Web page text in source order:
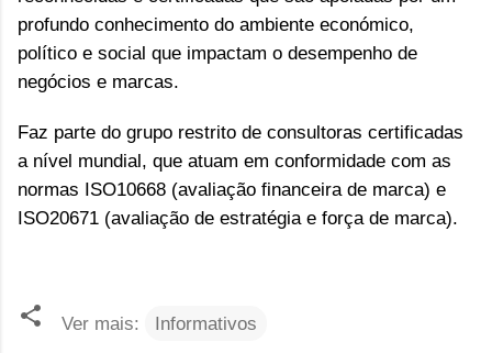
profundo conhecimento do ambiente económico,
político e social que impactam o desempenho de
negócios e marcas.
Faz parte do grupo restrito de consultoras certificadas
a nível mundial, que atuam em conformidade com as
normas ISO10668 (avaliação financeira de marca) e
ISO20671 (avaliação de estratégia e força de marca).
Ver mais: Informativos